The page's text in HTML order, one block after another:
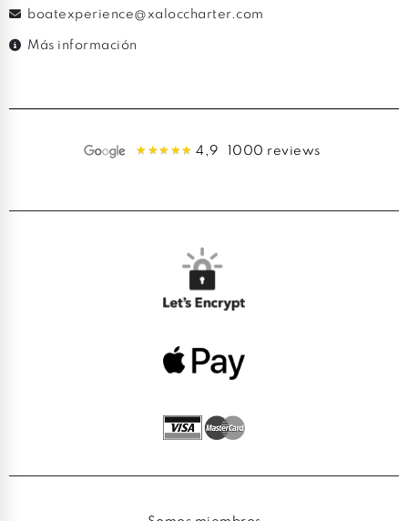
boatexperience@xaloccharter.com
Más información
4,9 1000 reviews